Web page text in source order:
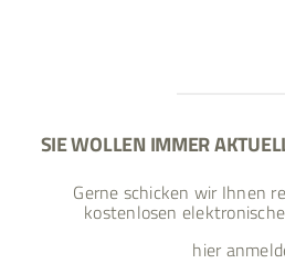
SIE WOLLEN IMMER
Gerne schicken wir Ihnen
kostenlosen
hier